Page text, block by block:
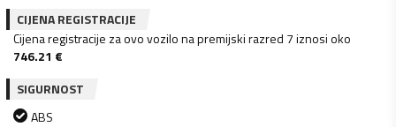
CIJENA REGISTRACIJE
Cijena registracije za ovo vozilo na premijski razred 7 iznosi oko
746.21 €
SIGURNOST
ABS